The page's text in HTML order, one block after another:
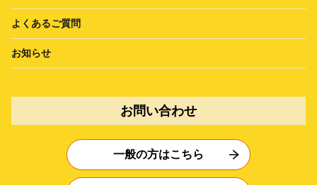
よくあるご質問
お知らせ
お問い合わせ
一般の方はこちら